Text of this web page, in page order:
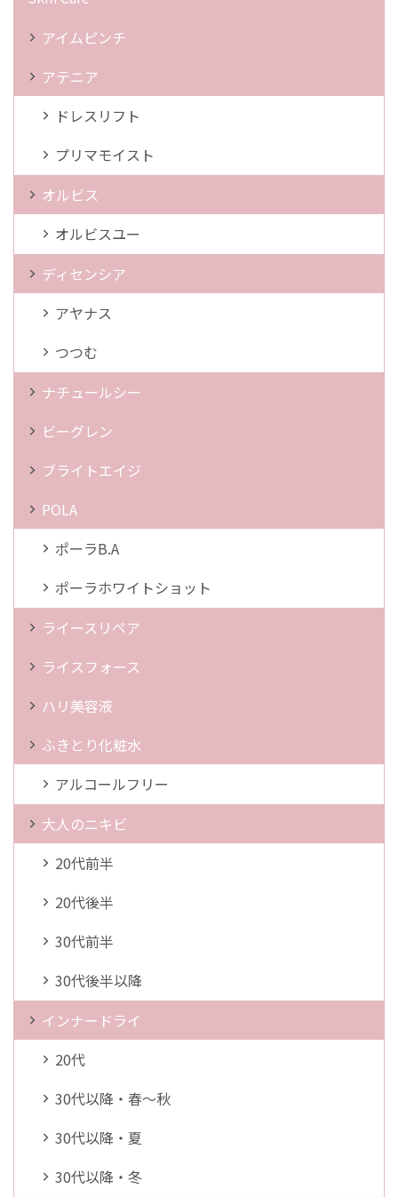
アイムピンチ
アテニア
ドレスリフト
プリマモイスト
オルビス
オルビスユー
ディセンシア
アヤナス
つつむ
ナチュールシー
ビーグレン
ブライトエイジ
POLA
ポーラB.A
ポーラホワイトショット
ライースリペア
ライスフォース
ハリ美容液
ふきとり化粧水
アルコールフリー
大人のニキビ
20代前半
20代後半
30代前半
30代後半以降
インナードライ
20代
30代以降・春～秋
30代以降・夏
30代以降・冬